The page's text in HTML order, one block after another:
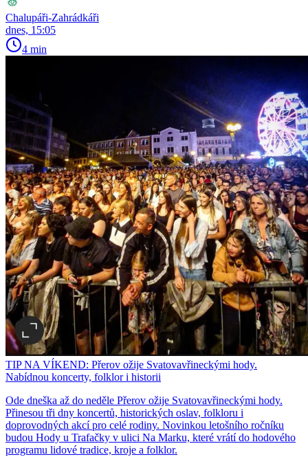
Chalupáři-Zahrádkáři
dnes, 15:05
4 min
TIP NA VÍKEND: Přerov ožije Svatovavřineckými hody.
Nabídnou koncerty, folklor i historii
Ode dneška až do neděle Přerov ožije Svatovavřineckými hody.
Přinesou tři dny koncertů, historických oslav, folkloru i
doprovodných akcí pro celé rodiny. Novinkou letošního ročníku
budou Hody u Trafačky v ulici Na Marku, které vrátí do hodového
programu lidové tradice, kroje a folklor.